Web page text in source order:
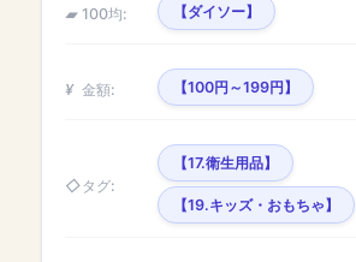
100均: 【ダイソー】
金額: 【100円～199円】
タグ:
【17.衛生用品】
【19.キッズ・おもちゃ】